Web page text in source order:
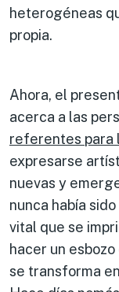
heterogéneas
propia.
Ahora, el
acerca a las
referentes para
expresarse
nuevas y
nunca había
vital que se
hacer un
se transforma